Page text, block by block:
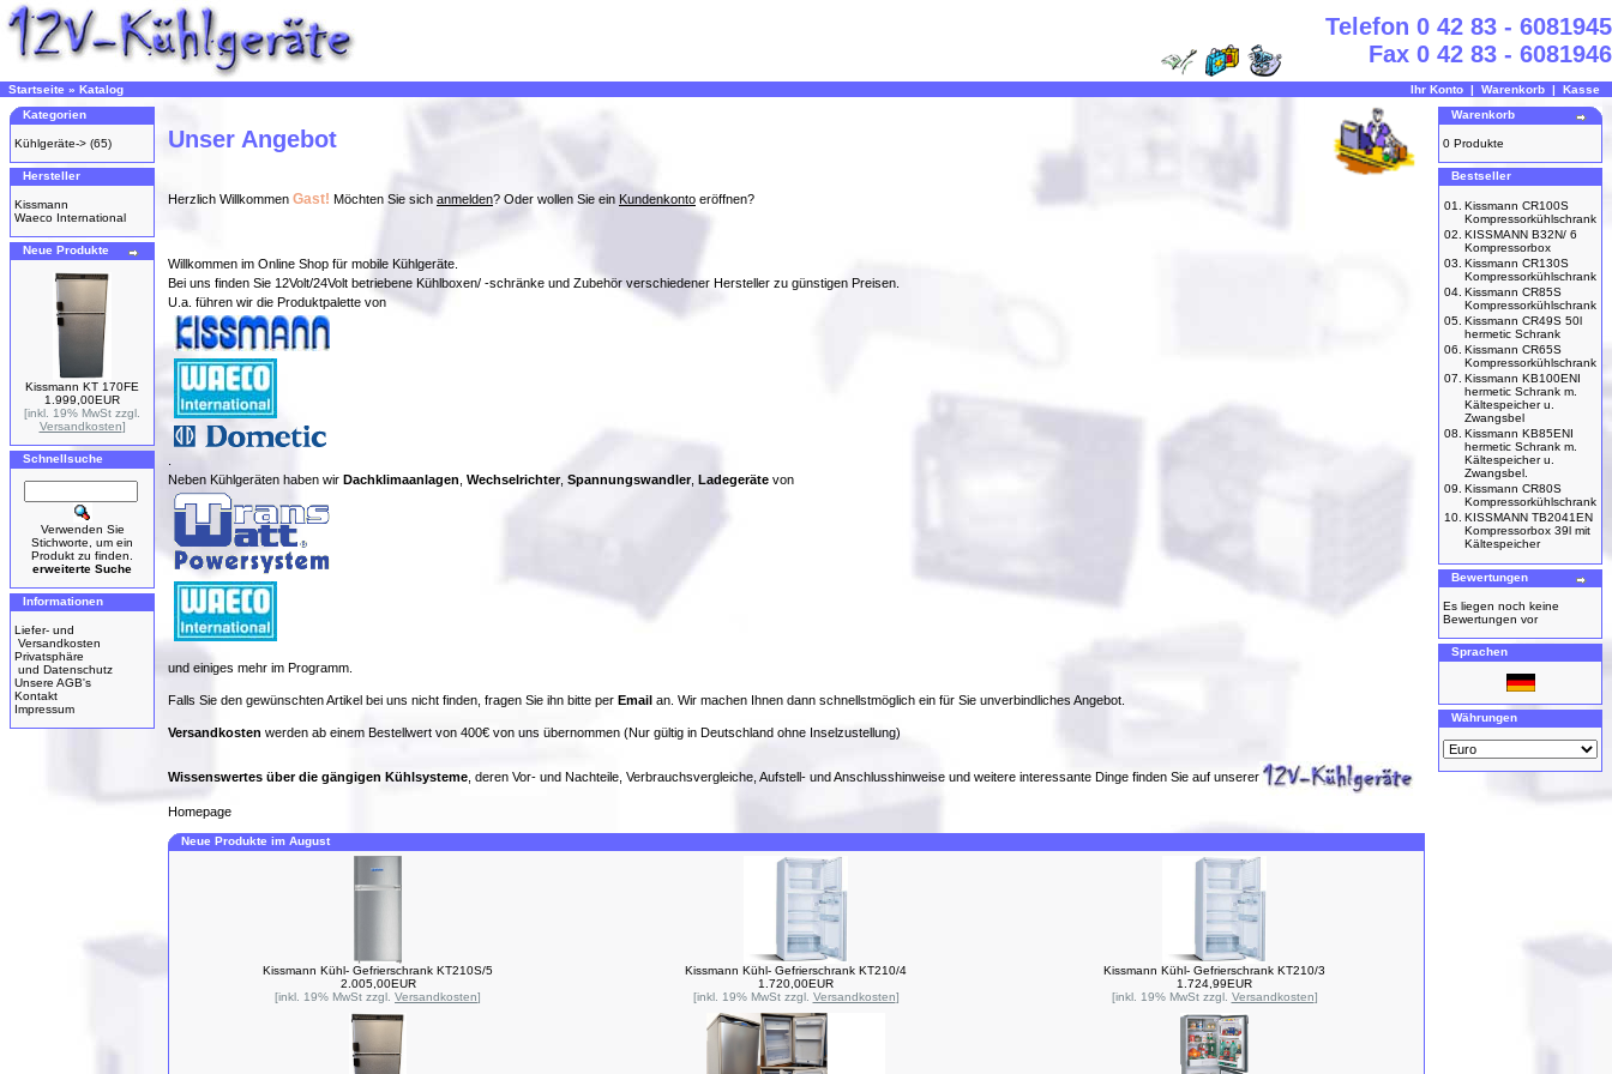
Telefon 0 42 83 - 6081945
Fax 0 42 83 - 6081946
Startseite » Katalog Ihr Konto | Warenkorb | Kasse
Kategorien
Kühlgeräte-> (65)
Hersteller
Kissmann
Waeco International
Neue Produkte
Kissmann KT 170FE
1.999,00EUR
[inkl. 19% MwSt zzgl.
Versandkosten]
Schnellsuche
Verwenden Sie
Stichworte, um ein
Produkt zu finden.
erweiterte Suche
Informationen
Liefer- und
Versandkosten
Privatsphäre
und Datenschutz
Unsere AGB's
Kontakt
Impressum
Unser Angebot
Herzlich Willkommen Gast! Möchten Sie sich anmelden? Oder wollen Sie ein Kundenkonto eröffnen?
Willkommen im Online Shop für mobile Kühlgeräte.
Bei uns finden Sie 12Volt/24Volt betriebene Kühlboxen/ -schränke und Zubehör verschiedener Hersteller zu günstigen Preisen.
U.a. führen wir die Produktpalette von
Neben Kühlgeräten haben wir Dachklimaanlagen Wechselrichter, Spannungswandler, Ladegeräte von
und einiges mehr im Programm.
Falls Sie den gewünschten Artikel bei uns nicht finden, fragen Sie ihn bitte per Email an. Wir machen Ihnen dann schnellstmöglich ein für Sie unverbindliches Angebot.
Versandkosten werden ab einem Bestellwert von 400€ von uns übernommen (Nur gültig in Deutschland ohne Inselzustellung)
Wissenswertes über die gängigen Kühlsysteme, deren Vor- und Nachteile, Verbrauchsvergleiche, Aufstell- und Anschlusshinweise und weitere interessante Dinge finden Sie auf unserer
Homepage
Neue Produkte im August
Kissmann Kühl- Gefrierschrank KT210S/5
2.005,00EUR
[inkl. 19% MwSt zzgl. Versandkosten]
Kissmann Kühl- Gefrierschrank KT210/4
1.720,00EUR
[inkl. 19% MwSt zzgl. Versandkosten]
Kissmann Kühl- Gefrierschrank KT210/3
1.724,99EUR
[inkl. 19% MwSt zzgl. Versandkosten]
Warenkorb
0 Produkte
Bestseller
01.
Kissmann CR100S
Kompressorkühlschrank
02. KISSMANN B32N/ 6
Kompressorbox
03. Kissmann CR130S
Kompressorkühlschrank
04. Kissmann CR85S
Kompressorkühlschrank
05. Kissmann CR49S 50l
hermetic Schrank
06. Kissmann CR65S
Kompressorkühlschrank
07. Kissmann KB100ENI
hermetic Schrank m.
Kältespeicher u.
Zwangsbel
08. Kissmann KB85ENI
hermetic Schrank m.
Kältespeicher u.
Zwangsbel.
09. Kissmann CR80S
Kompressorkühlschrank
10. KISSMANN TB2041EN
Kompressorbox 39l mit
Kältespeicher
Bewertungen
Es liegen noch keine
Bewertungen vor
Sprachen
Währungen